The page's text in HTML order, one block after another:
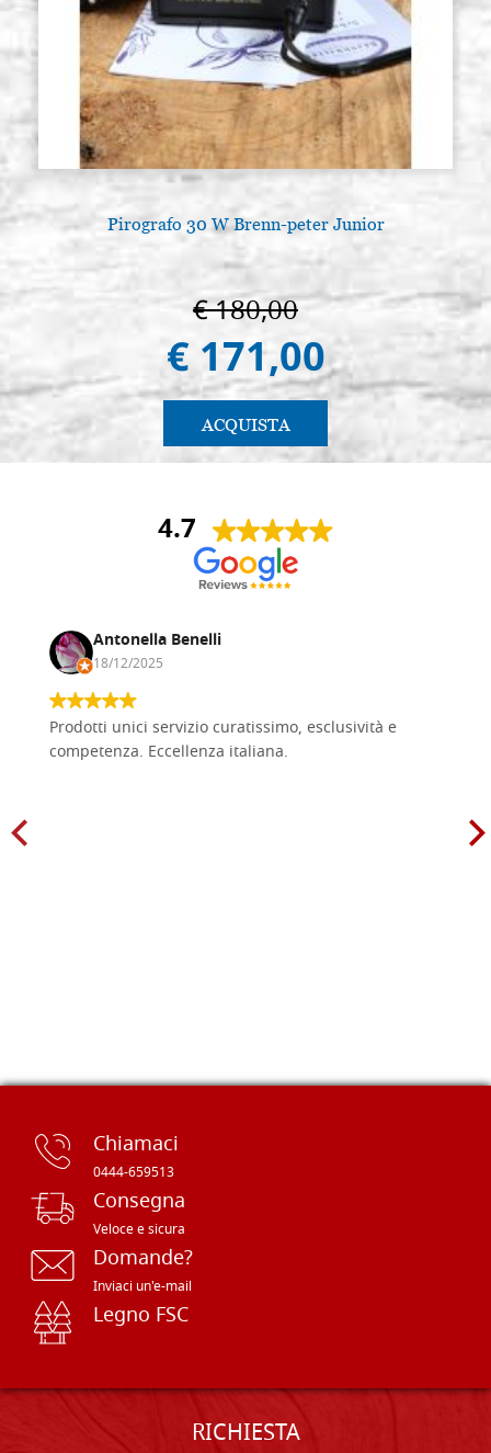
Pirografo 30 W Brenn-peter Junior
€ 180,00
€ 171,00
ACQUISTA
4.7
Antonella Benelli
18/12/2025
Prodotti unici servizio curatissimo, esclusività e
competenza. Eccellenza italiana.
Chiamaci
0444-659513
Consegna
Veloce e sicura
Domande?
Inviaci un'e-mail
Legno FSC
RICHIESTA